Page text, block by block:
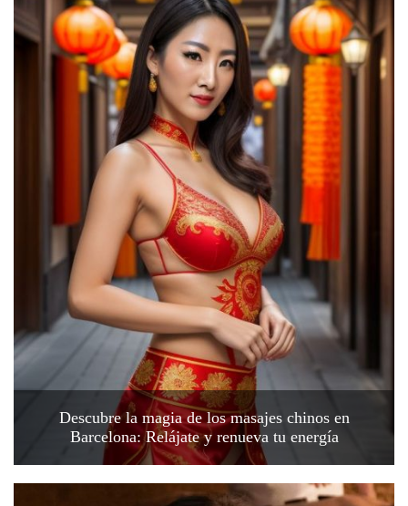
Descubre la magia de los masajes chinos en
Barcelona: Relájate y renueva tu energía